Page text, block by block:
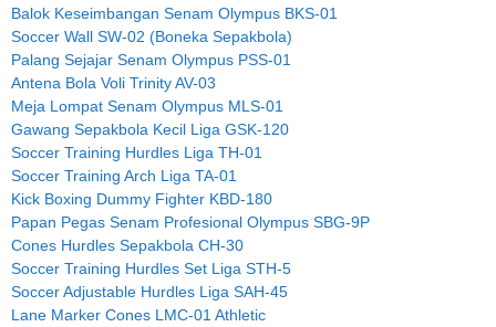
Balok Keseimbangan Senam Olympus BKS-01
Soccer Wall SW-02 (Boneka Sepakbola)
Palang Sejajar Senam Olympus PSS-01
Antena Bola Voli Trinity AV-03
Meja Lompat Senam Olympus MLS-01
Gawang Sepakbola Kecil Liga GSK-120
Soccer Training Hurdles Liga TH-01
Soccer Training Arch Liga TA-01
Kick Boxing Dummy Fighter KBD-180
Papan Pegas Senam Profesional Olympus SBG-9P
Cones Hurdles Sepakbola CH-30
Soccer Training Hurdles Set Liga STH-5
Soccer Adjustable Hurdles Liga SAH-45
Lane Marker Cones LMC-01 Athletic